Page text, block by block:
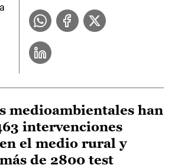
medioambientales han
intervenciones
el medio rural y
de 2800 test